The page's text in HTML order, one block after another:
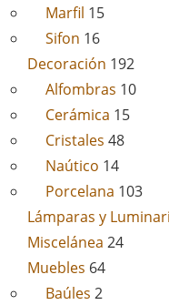
Marfil 15
Sifon 16
Decoración 192
Alfombras 10
Cerámica 15
Cristales 48
Naútico 14
Porcelana 103
Lámparas y
Miscelánea 24
Muebles 64
Baúles 2